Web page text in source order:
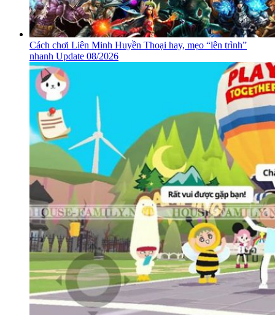
Cách chơi Liên Minh Huyền Thoại hay, mẹo “lên trình”
nhanh Update 08/2026